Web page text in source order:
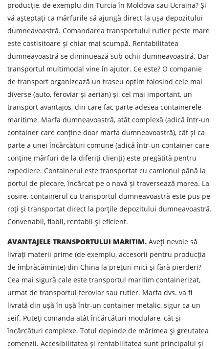
producție, de exemplu din Turcia în Moldova sau Ucraina? Și
vă așteptați ca mărfurile să ajungă direct la ușa depozitului
dumneavoastră. Comandarea transportului rutier peste mare
este costisitoare și chiar mai scumpă. Rentabilitatea
dumneavoastră se diminuează sub ochii dumneavoastră. Dar
transportul multimodal vine în ajutor. Ce este? O companie
de transport organizează un traseu optim folosind cele mai
diverse (auto, feroviar și aerian) și, cel mai important, un
transport avantajos, din care fac parte adesea containerele
maritime. Marfa dumneavoastră, atât complexă (adică într-un
container care conține doar marfa dumneavoastră), cât și ca
parte a unei încărcături comune (adică într-un container care
conține mărfuri de la diferiți clienți) este pregătită pentru
expediere. Containerul este transportat cu camionul până la
portul de plecare, încărcat pe o navă și traversează marea. La
sosire, containerul cu transportul dumneavoastră este pus pe
roți și transportat direct la porțile depozitului dumneavoastră.
Convenabil, fiabil, rentabil și eficient.
AVANTAJELE TRANSPORTULUI MARITIM. Aveți nevoie să
livrați materii prime (de exemplu, accesorii pentru producția
de îmbrăcăminte) din China la prețuri mici și fără pierderi?
Cea mai sigură cale este transportul maritim containerizat,
urmat de transportul feroviar sau rutier. Marfa dvs. va fi
livrată din ușă în ușă într-un container metalic, sigur ca un
seif. Puteți comanda atât încărcături modulare, cât și
încărcături complexe. Totul depinde de mărimea și greutatea
comenzii. Accesibilitatea și rentabilitatea sunt principalul și
Teren de descărcare
Orașul de descărcare de gestiune
Denumirea mărfii
Data de descărcare
Tipul de transport
Greutatea sarcinii, ( t )
Volumul încărcăturii
Persoana de contact
Numar de contact
Prin depunerea unei cereri, sunteți de acord cu
prelucrarea datelor cu caracter personal.
TRIMITE